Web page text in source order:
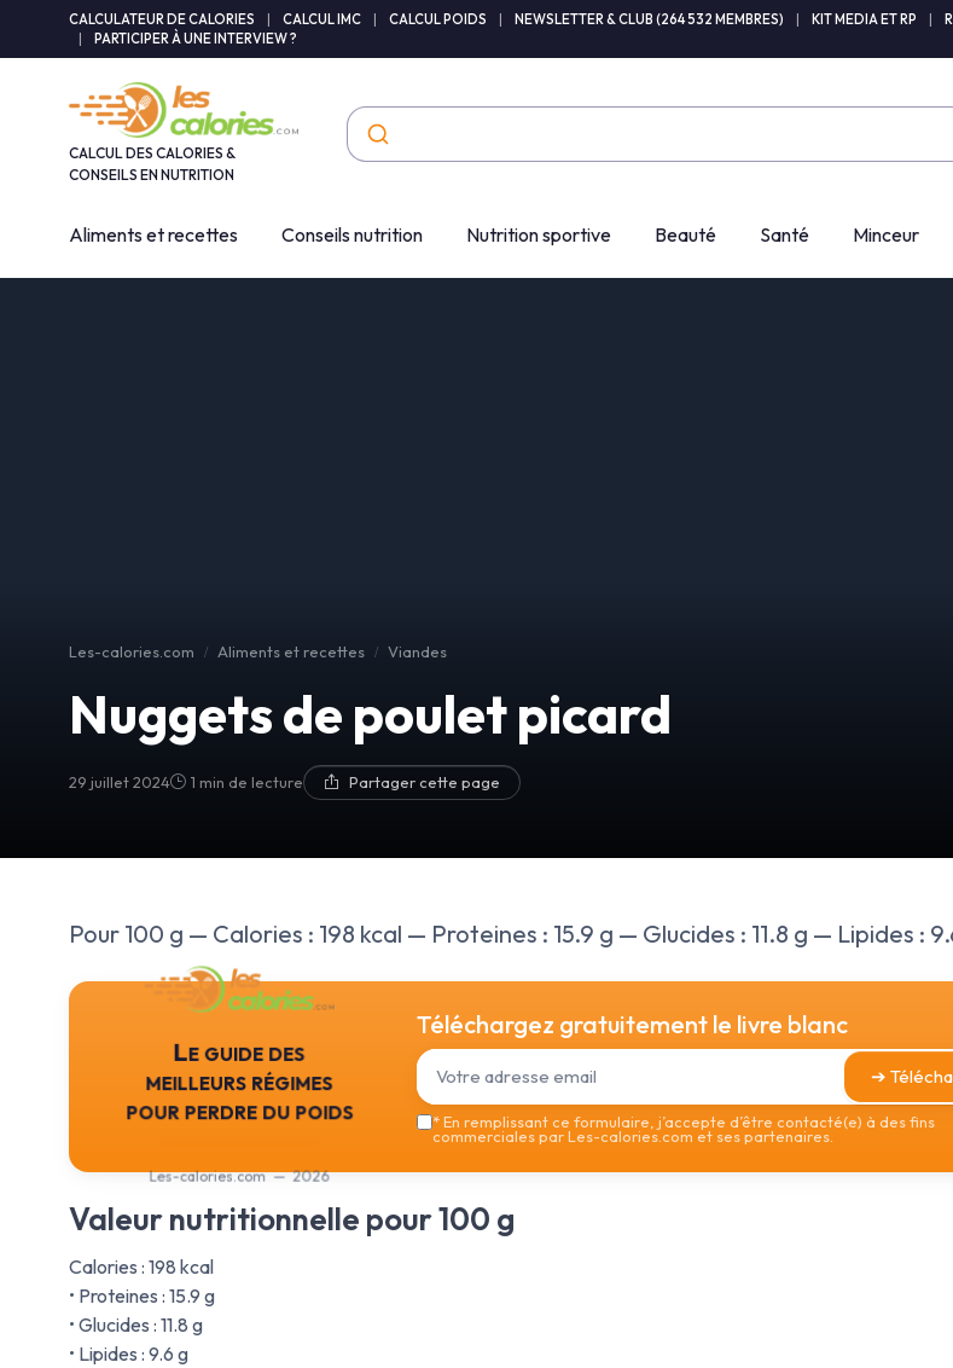
CALCULATEUR DE CALORIES CALCUL IMC CALCUL POIDS NEWSLETTER & CLUB (264 532 MEMBRES) KIT MEDIA ET RP
PARTICIPER À UNE INTERVIEW ?
CALCUL DES CALORIES &
CONSEILS EN NUTRITION
Aliments et recettes Conseils nutrition Nutrition sportive Beauté Santé Minceur
Les-calories.com Aliments et recettes Viandes
Nuggets de poulet picard
29 juillet 2024 1 min de lecture Partager cette page
Pour 100 g — Calories : 198 kcal — Proteines : 15.9 g — Glucides : 11.8 g — Lipides :
Le guide des
meilleurs régimes
pour perdre du poids
Les-calories.com — 2026
Téléchargez gratuitement le livre blanc
➔
*En remplissant ce formulaire, j’accepte d’être contacté(e) à des fins
commerciales par Les-calories.com et ses partenaires.
Valeur nutritionnelle pour 100 g
Calories : 198 kcal
• Proteines : 15.9 g
• Glucides : 11.8 g
• Lipides : 9.6 g
Panneau de gestion des cookies